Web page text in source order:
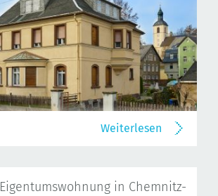
Weiterlesen
Eigentumswohnung in Chemnitz-